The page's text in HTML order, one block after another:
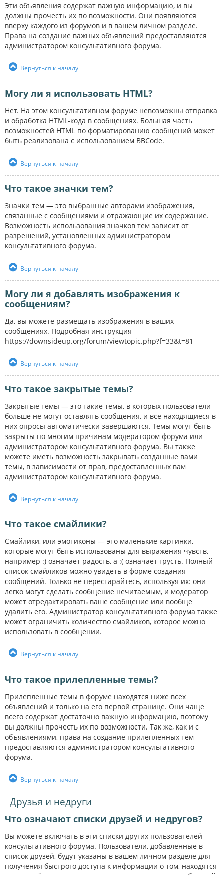
Эти объявления содержат важную информацию, и вы
должны прочесть их по возможности. Они появляются
вверху каждого из форумов и в вашем личном разделе.
Права на создание важных объявлений предоставляются
администратором консультативного форума.
Вернуться к началу
Могу ли я использовать HTML?
Нет. На этом консультативном форуме невозможны отправка
и обработка HTML-кода в сообщениях. Большая часть
возможностей HTML по форматированию сообщений может
быть реализована с использованием BBCode.
Вернуться к началу
Что такое значки тем?
Значки тем — это выбранные авторами изображения,
связанные с сообщениями и отражающие их содержание.
Возможность использования значков тем зависит от
разрешений, установленных администратором
консультативного форума.
Вернуться к началу
Могу ли я добавлять изображения к
сообщениям?
Да, вы можете размещать изображения в ваших
сообщениях. Подробная инструкция
https://downsideup.org/forum/viewtopic.php?f=33&t=81
Вернуться к началу
Что такое закрытые темы?
Закрытые темы — это такие темы, в которых пользователи
больше не могут оставлять сообщения, и все находящиеся в
них опросы автоматически завершаются. Темы могут быть
закрыты по многим причинам модератором форума или
администратором консультативного форума. Вы также
можете иметь возможность закрывать созданные вами
темы, в зависимости от прав, предоставленных вам
администратором консультативного форума.
Вернуться к началу
Что такое смайлики?
Смайлики, или эмотиконы — это маленькие картинки,
которые могут быть использованы для выражения чувств,
например :) означает радость, а :( означает грусть. Полный
список смайликов можно увидеть в форме создания
сообщений. Только не перестарайтесь, используя их: они
легко могут сделать сообщение нечитаемым, и модератор
может отредактировать ваше сообщение или вообще
удалить его. Администратор консультативного форума также
может ограничить количество смайликов, которое можно
использовать в сообщении.
Вернуться к началу
Что такое прилепленные темы?
Прилепленные темы в форуме находятся ниже всех
объявлений и только на его первой странице. Они чаще
всего содержат достаточно важную информацию, поэтому
вы должны прочесть их по возможности. Так же, как и с
объявлениями, права на создание прилепленных тем
предоставляются администратором консультативного
форума.
Вернуться к началу
Друзья и недруги
Что означают списки друзей и недругов?
Вы можете включать в эти списки других пользователей
консультативного форума. Пользователи, добавленные в
список друзей, будут указаны в вашем личном разделе для
получения быстрого доступа к информации о том, находятся